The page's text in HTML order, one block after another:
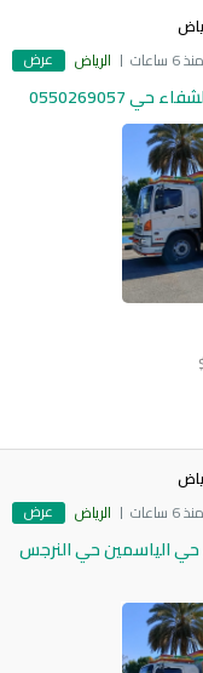
منذ 6 ساعات
الرياض عرض
منذ 6 ساعات
الرياض عرض
حي الياسمين حي النرجس